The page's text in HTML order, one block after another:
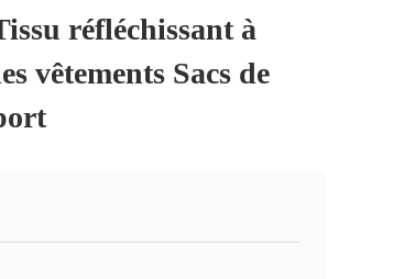
réfléchissant à
vêtements Sacs de